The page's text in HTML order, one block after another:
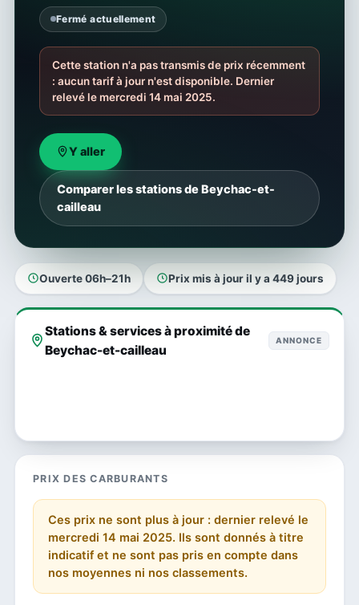
Fermé actuellement
Cette station n'a pas transmis de prix récemment
: aucun tarif à jour n'est disponible. Dernier
relevé le mercredi 14 mai 2025.
Y aller
Comparer les stations de Beychac-et-
cailleau
Ouverte 06h–21h Prix mis à jour il y a 449 jours
Stations & services à proximité de
Beychac-et-cailleau
ANNONCE
PRIX DES CARBURANTS
Ces prix ne sont plus à jour : dernier relevé le
mercredi 14 mai 2025. Ils sont donnés à titre
indicatif et ne sont pas pris en compte dans
nos moyennes ni nos classements.